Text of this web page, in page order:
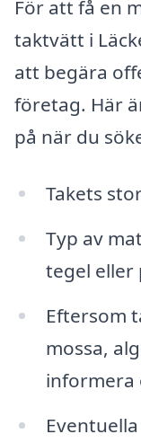
För att få en
taktvätt i
att begära
företag. Här
på när du
Takets
Typ av
tegel eller
Eftersom
mossa,
informera